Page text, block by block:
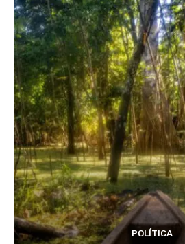
POLÍTICA